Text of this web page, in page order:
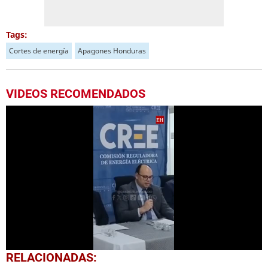
Tags:
Cortes de energía Apagones Honduras
VIDEOS RECOMENDADOS
0
seconds
RELACIONADAS: